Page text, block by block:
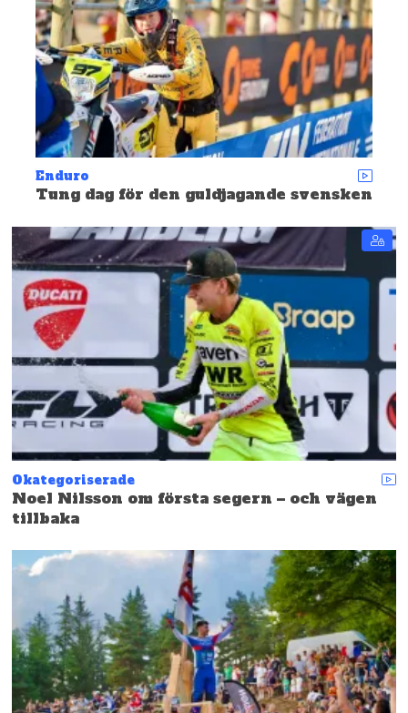
Enduro
Tung dag för den guldjagande svensken
Okategoriserade
Noel Nilsson om första segern – och vägen
tillbaka